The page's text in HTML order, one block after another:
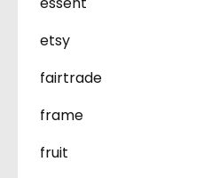
etsy
fairtrade
frame
fruit